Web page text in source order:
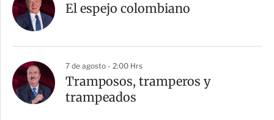
El espejo colombiano
7 de agosto - 2:00 Hrs
Tramposos, tramperos y
trampeados